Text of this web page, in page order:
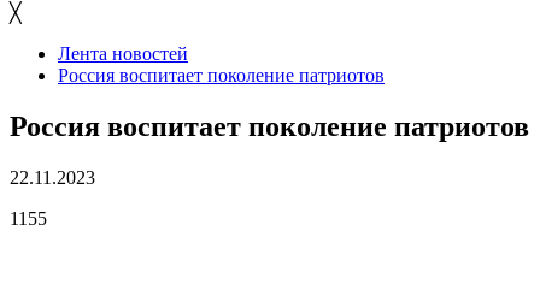
╳
Лента новостей
Россия воспитает поколение патриотов
Россия воспитает поколение патриотов
22.11.2023
1155